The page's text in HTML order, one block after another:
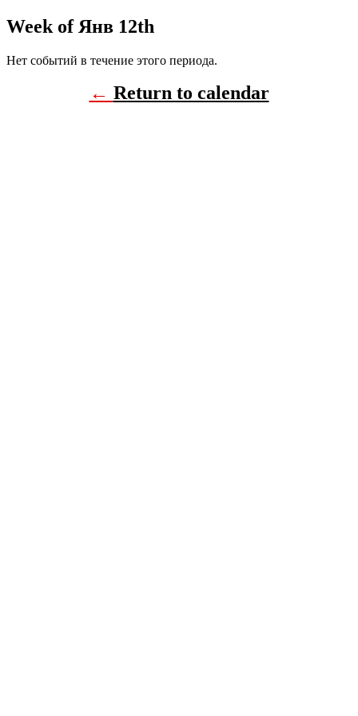
Week of Янв 12th
Нет событий в течение этого периода.
← Return to calendar